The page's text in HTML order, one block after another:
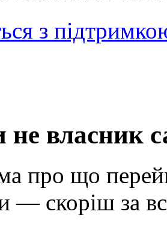
з
власник
про що
— скоріш за